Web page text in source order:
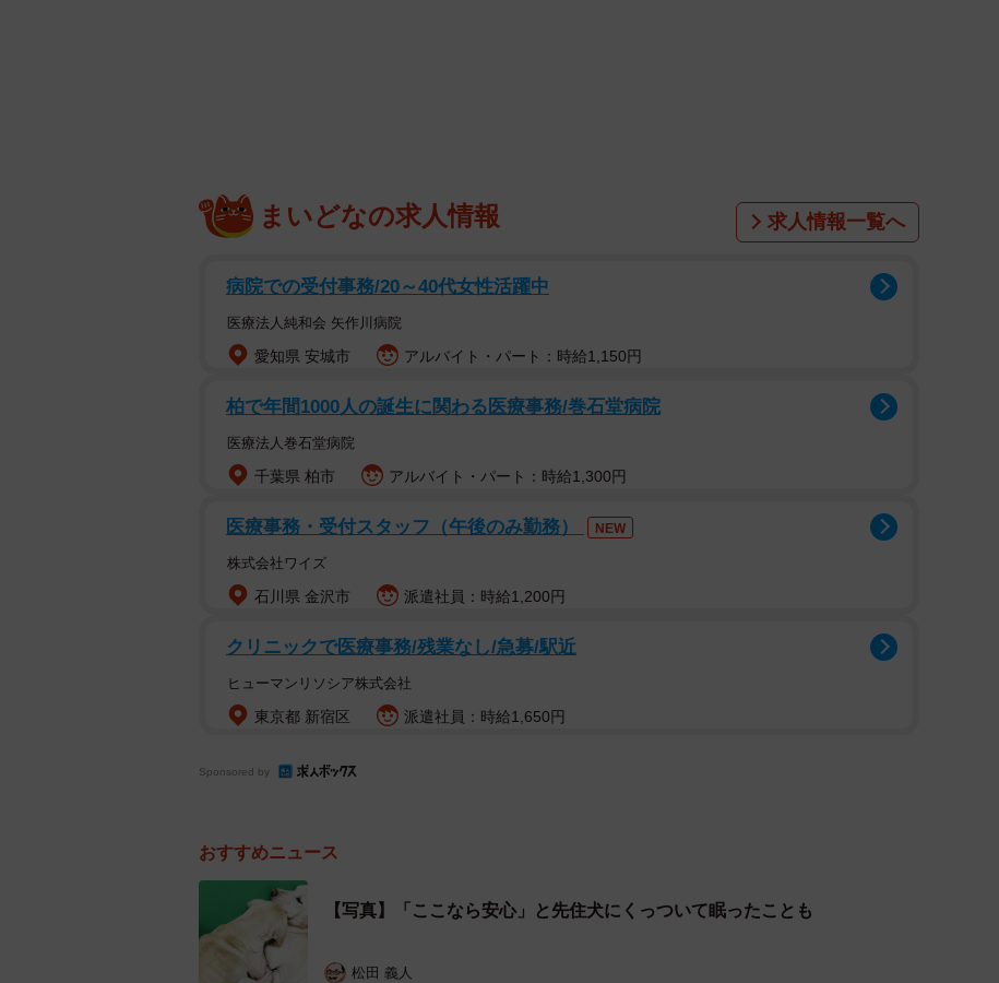
元野犬は人馴れしていないことが多く、相応の時間をかけてトレーニングなどを実施しない
と新しい里親さんへの譲渡ができないことが多いものです。さらに、そのトレーニング中は
他の保護犬を迎え入れることができなくなることがあるため、限られたキャパシティの保護
団体は、引き取りを悩むことがあります。
保護されたワンコの話を知った複数の保護団体は、「なんとかしてその命を助けたい」と名
残すはあと1頭ですが、県内では、どの保護団体も名乗りをあげないままでした。
このままだと殺処分対象になることを危惧した地元で犬の保護活動を行うボランティアチー
ム、わんにゃんレスキューはぴねす（以下、はぴねす）では、自分たちスタッフに受け入れ
るキャパを持っていなかったものの「せめて」もと、はぴねすのブログを通し、このワンコ
「そのワンコを引き取りたい」という連絡
すると、しばらく経って「はぴねすのブログを見た。そのワンコを引き取りたい」という里
「元野犬なので人馴れしていないことで、相応のトレーニングが必要なこと」
「動物愛護センター収容時には持病の有無など、詳しい健康状態がわからないので、もしこ
ういった持病があった場合は通院させるなどができること」
「万一『やっぱり飼えない』となったとしても、はぴねすには受け入れることができるキャ
まいどなの求人情報 求人情報一覧へ
病院での受付事務/20～40代女性活躍中
医療法人純和会 矢作川病院
愛知県 安城市 アルバイト・パート：時給1,150円
柏で年間1000⼈の誕⽣に関わる医療事務/巻⽯堂病院
医療法人巻石堂病院
千葉県 柏市 アルバイト・パート：時給1,300円
医療事務・受付スタッフ（午後のみ勤務） NEW
株式会社ワイズ
石川県 金沢市 派遣社員：時給1,200円
クリニックで医療事務/残業なし/急募/駅近
ヒューマンリソシア株式会社
東京都 新宿区 派遣社員：時給1,650円
Sponsored by
おすすめニュース
【写真】「ここなら安心」と先住犬にくっついて眠ったことも
松田 義人